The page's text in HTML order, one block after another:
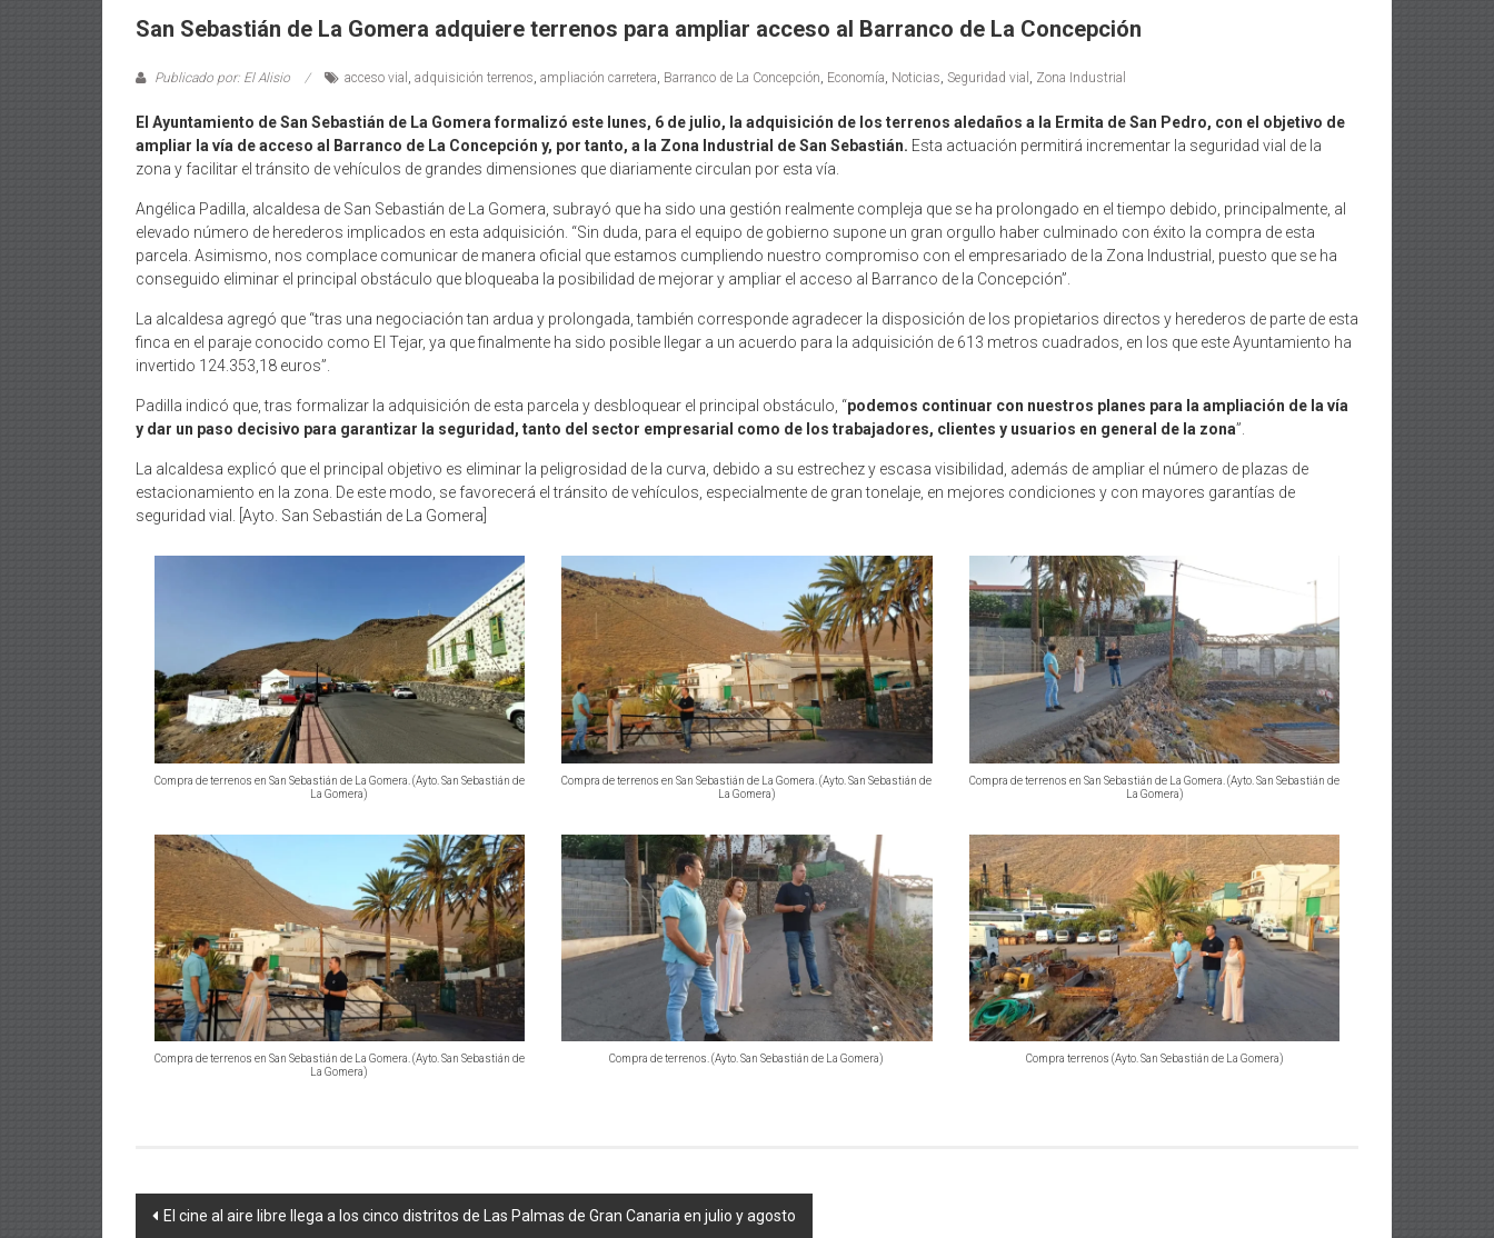
San Sebastián de La Gomera adquiere terrenos para ampliar acceso al Barranco de La Concepción
Publicado por: El Alisio acceso vial , adquisición terrenos, ampliación carretera, Barranco de La Concepción, Economía, Noticias, Seguridad vial , Zona Industrial
El Ayuntamiento de San Sebastián de La Gomera formalizó este lunes, 6 de julio, la adquisición de los terrenos aledaños a la Ermita de San Pedro, con el objetivo de
ampliar la vía de acceso al Barranco de La Concepción y, por tanto, a la Zona Industrial de San Sebastián. Esta actuación permitirá incrementar la seguridad vial de la
zona y facilitar el tránsito de vehículos de grandes dimensiones que diariamente circulan por esta vía.
Angélica Padilla, alcaldesa de San Sebastián de La Gomera, subrayó que ha sido una gestión realmente compleja que se ha prolongado en el tiempo debido, principalmente, al
elevado número de herederos implicados en esta adquisición. “Sin duda, para el equipo de gobierno supone un gran orgullo haber culminado con éxito la compra de esta
parcela. Asimismo, nos complace comunicar de manera oficial que estamos cumpliendo nuestro compromiso con el empresariado de la Zona Industrial, puesto que se ha
conseguido eliminar el principal obstáculo que bloqueaba la posibilidad de mejorar y ampliar el acceso al Barranco de la Concepción”.
La alcaldesa agregó que “tras una negociación tan ardua y prolongada, también corresponde agradecer la disposición de los propietarios directos y herederos de parte de esta
finca en el paraje conocido como El Tejar, ya que finalmente ha sido posible llegar a un acuerdo para la adquisición de 613 metros cuadrados, en los que este Ayuntamiento ha
invertido 124.353,18 euros”.
Padilla indicó que, tras formalizar la adquisición de esta parcela y desbloquear el principal obstáculo, “podemos continuar con nuestros planes para la ampliación de la vía
y dar un paso decisivo para garantizar la seguridad, tanto del sector empresarial como de los trabajadores, clientes y usuarios en general de la zona”.
La alcaldesa explicó que el principal objetivo es eliminar la peligrosidad de la curva, debido a su estrechez y escasa visibilidad, además de ampliar el número de plazas de
estacionamiento en la zona. De este modo, se favorecerá el tránsito de vehículos, especialmente de gran tonelaje, en mejores condiciones y con mayores garantías de
seguridad vial. [Ayto. San Sebastián de La Gomera]
Compra de terrenos en San Sebastián de La Gomera. (Ayto. San Sebastián de
La Gomera)
Compra de terrenos en San Sebastián de La Gomera. (Ayto. San Sebastián de
La Gomera)
Compra de terrenos en San Sebastián de La Gomera. (Ayto. San Sebastián de
La Gomera)
Compra de terrenos en San Sebastián de La Gomera. (Ayto. San Sebastián de
La Gomera)
Compra de terrenos. (Ayto. San Sebastián de La Gomera) Compra terrenos (Ayto. San Sebastián de La Gomera)
Navegación
El cine al aire libre llega a los cinco distritos de Las Palmas de Gran Canaria en julio y agosto